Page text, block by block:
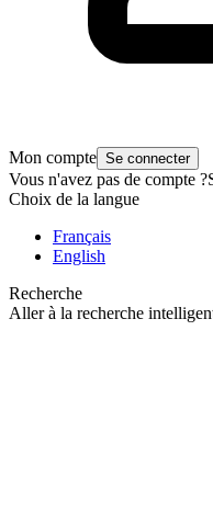
Mon compte Se connecter
Vous n'avez pas de compte ?
Choix de la langue
Français
English
Recherche
Aller à la recherche